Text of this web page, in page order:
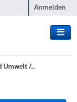
Anmelden
Umwelt /...